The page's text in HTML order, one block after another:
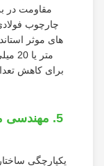
مقاومت در برابر
چارچوب فولادی
برای کاهش تعداد
5. مهندسی
یکپارچگی